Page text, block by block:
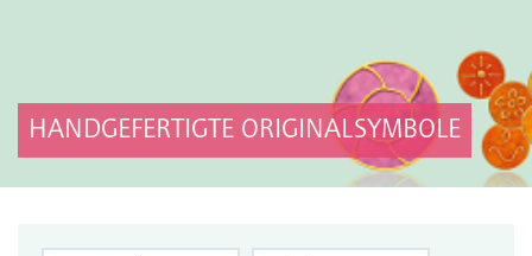
HANDGEFERTIGTE ORIGINALSYMBOLE